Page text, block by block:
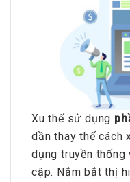
Xu thế sử dụng
dần thay thế cách
dụng truyền
cập. Nắm bắt thị